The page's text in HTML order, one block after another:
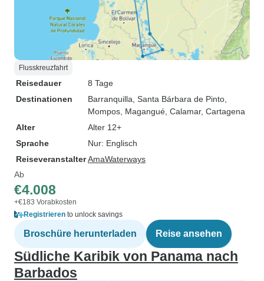
Flusskreuzfahrt
Reisedauer
8 Tage
Destinationen
Barranquilla , Santa Bárbara de Pinto
Mompos , Magangué , Calamar, Cartagena
Alter
Alter 12+
Sprache
Nur: Englisch
ReiseveranstalterAmaWaterways
Ab
€4.008
+€183 Vorabkosten
Registrieren to unlock savings
Broschüre herunterladen Reise ansehen
Südliche Karibik von Panama nach
Barbados